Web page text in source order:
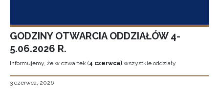
GODZINY OTWARCIA ODDZIAŁÓW 4-
5.06.2026 R.
Informujemy, że w czwartek (4 czerwca) wszystkie oddziały
3 czerwca, 2026